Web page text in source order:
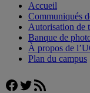
Accueil
Communiqués
Autorisation de
Banque de
À propos de
Plan du campus
Facebook
Twitter
Flux RSS